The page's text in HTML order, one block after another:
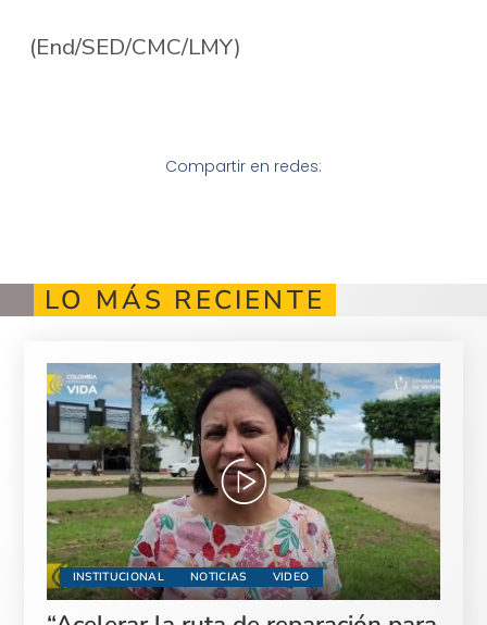
(End/SED/CMC/LMY)
Compartir en redes:
LO MÁS RECIENTE
INSTITUCIONAL NOTICIAS VIDEO